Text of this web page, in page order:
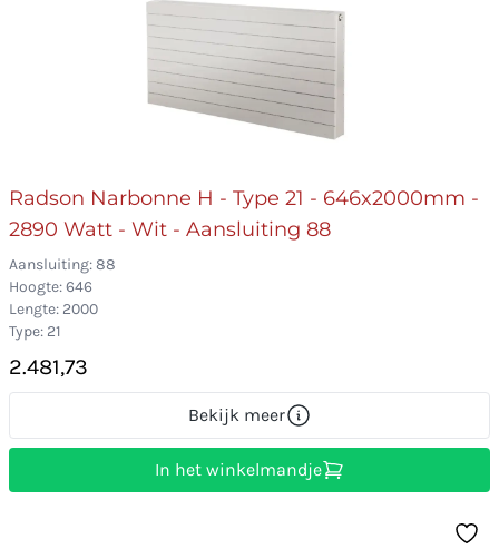
Radson Narbonne H - Type 21 - 646x2000mm -
2890 Watt - Wit - Aansluiting 88
Aansluiting: 88
Hoogte: 646
Lengte: 2000
Type: 21
2.481,73
Bekijk meer
In het winkelmandje